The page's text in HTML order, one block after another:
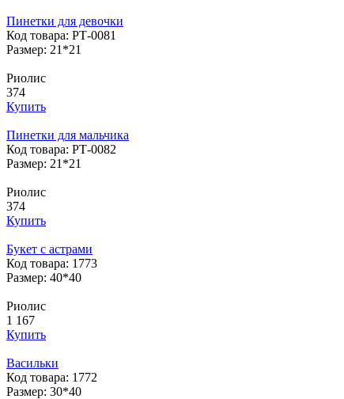
Пинетки для девочки
Код товара: РТ-0081
Размер: 21*21
Риолис
374
Купить
Пинетки для мальчика
Код товара: РТ-0082
Размер: 21*21
Риолис
374
Купить
Букет с астрами
Код товара: 1773
Размер: 40*40
Риолис
1 167
Купить
Васильки
Код товара: 1772
Размер: 30*40